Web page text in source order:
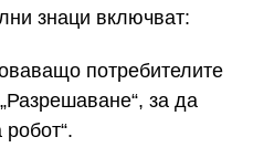
знаци включват:
потребителите
за да
робот“.